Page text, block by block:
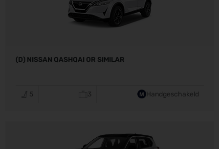
(D) NISSAN QASHQAI OR SIMILAR
5 3 Handgeschakeld